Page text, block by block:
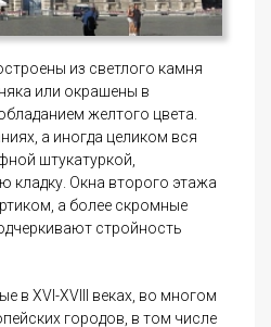
из светлого камня
или окрашены в
желтого цвета.
а иногда целиком вся
штукатуркой,
кладку. Окна второго этажа
а более скромные
стройность
в XVI-XVIII веках, во многом
городов, в том числе